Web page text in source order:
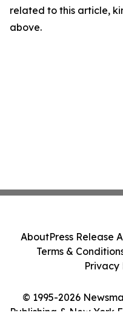
related to this article,
above.
© 1995-2026
Publishing & New York
AboutPress Release
Terms &
Privacy